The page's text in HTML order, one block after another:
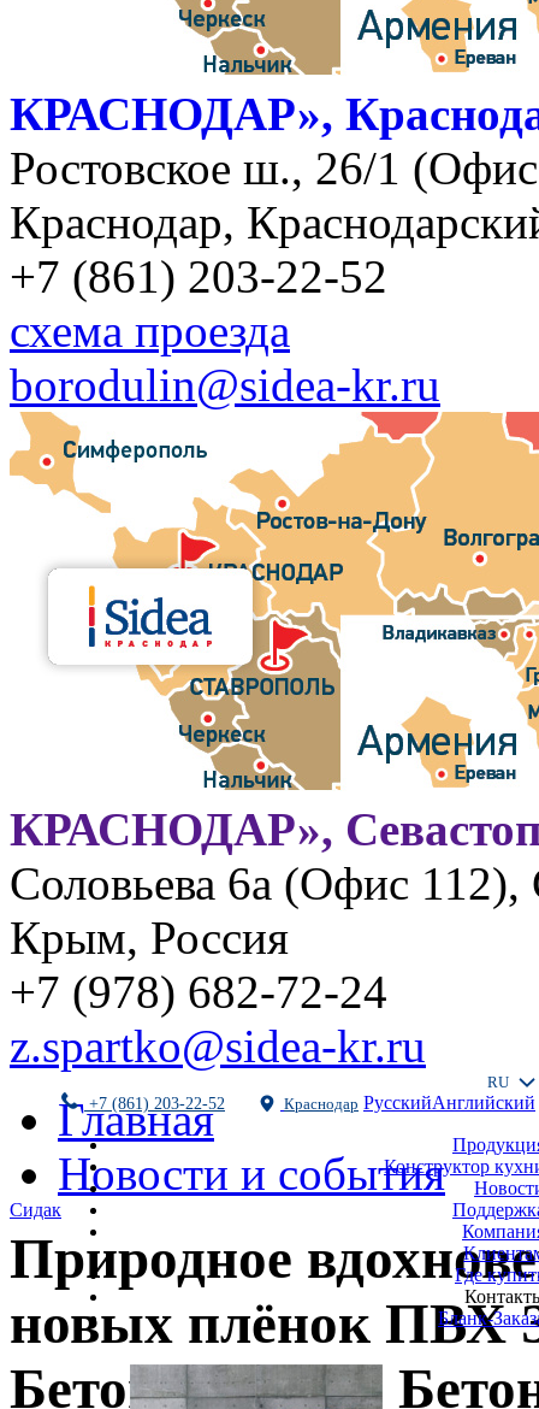
КРАСНОДАР»,
Ростовское ш., 26/1
Краснодар,
+7 (861) 203-22-52
схема проезда
borodulin@sidea-kr.ru
КРАСНОДАР»,
Соловьева 6а (Офис 112),
Крым, Россия
+7 (978) 682-72-24
z.spartko@sidea-kr.ru
Сидак
+7 (861) 203-22-52 Краснодар
RU
РусскийАнглийский
Конструктор
Где
Бланк-
Главная
Новости и события
Природное
новых плёнок ПВХ
Бетон Бромо и